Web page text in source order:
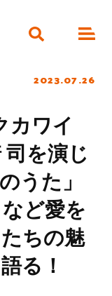
2023.07.26
カワイ
を演じ
うた」
ど愛を
ちの魅
る！